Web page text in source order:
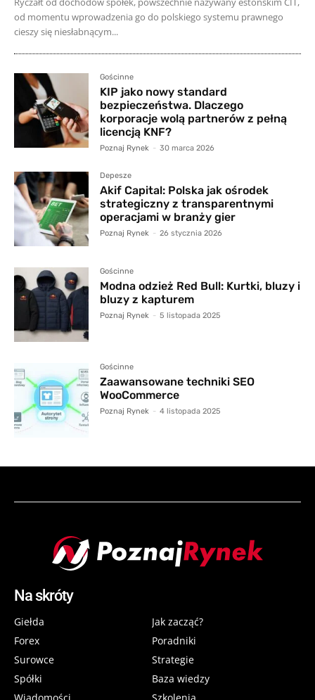
od momentu wprowadzenia go do polskiego systemu prawnego
cieszy się niesłabnącym...
Gościnne
KIP jako nowy standard
bezpieczeństwa. Dlaczego
korporacje wolą partnerów z pełną
licencją KNF?
Poznaj Rynek - 30 marca 2026
Depesze
Akif Capital: Polska jak ośrodek
strategiczny z transparentnymi
operacjami w branży gier
Poznaj Rynek - 26 stycznia 2026
Gościnne
Modna odzież Red Bull: Kurtki, bluzy i
bluzy z kapturem
Poznaj Rynek - 5 listopada 2025
Gościnne
Zaawansowane techniki SEO
WooCommerce
Poznaj Rynek - 4 listopada 2025
Na skróty
Giełda
Forex
Surowce
Spółki
Jak zacząć?
Poradniki
Strategie
Baza wiedzy